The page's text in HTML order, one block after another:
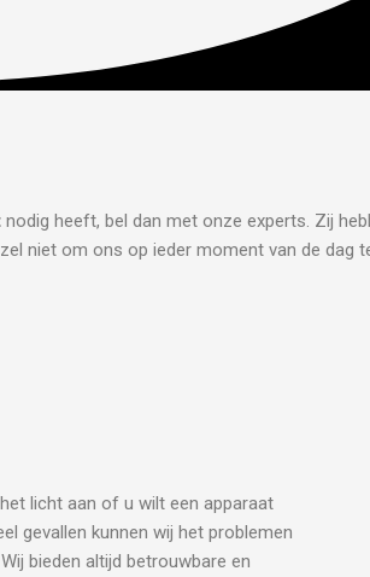
nodig heeft, bel dan met onze experts. Zij
niet om ons op ieder moment van de dag
licht aan of u wilt een apparaat
gevallen kunnen wij het problemen
bieden altijd betrouwbare en